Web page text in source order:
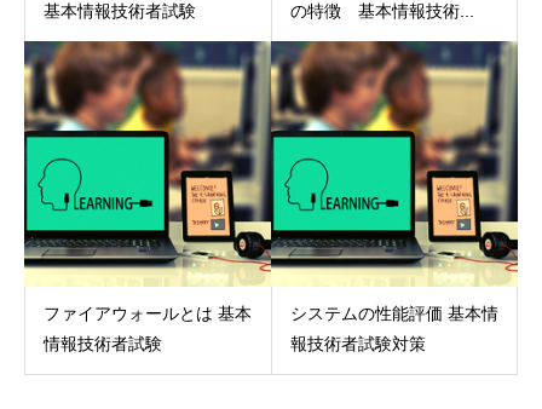
基本情報技術者試験
の特徴 基本情報技術...
ファイアウォールとは 基本
情報技術者試験
システムの性能評価 基本情
報技術者試験対策